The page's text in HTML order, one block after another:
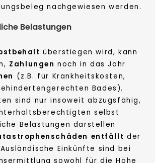
nachgewiesen werden.
Belastungen
überstiegen wird, kann
Zahlungen noch in das Jahr
(z.B. für Krankheitskosten,
Bades).
sind nur insoweit abzugsfähig,
selbst
Belastungen darstellen
entfällt der
Ausländische Einkünfte sind bei
sowohl für die Höhe